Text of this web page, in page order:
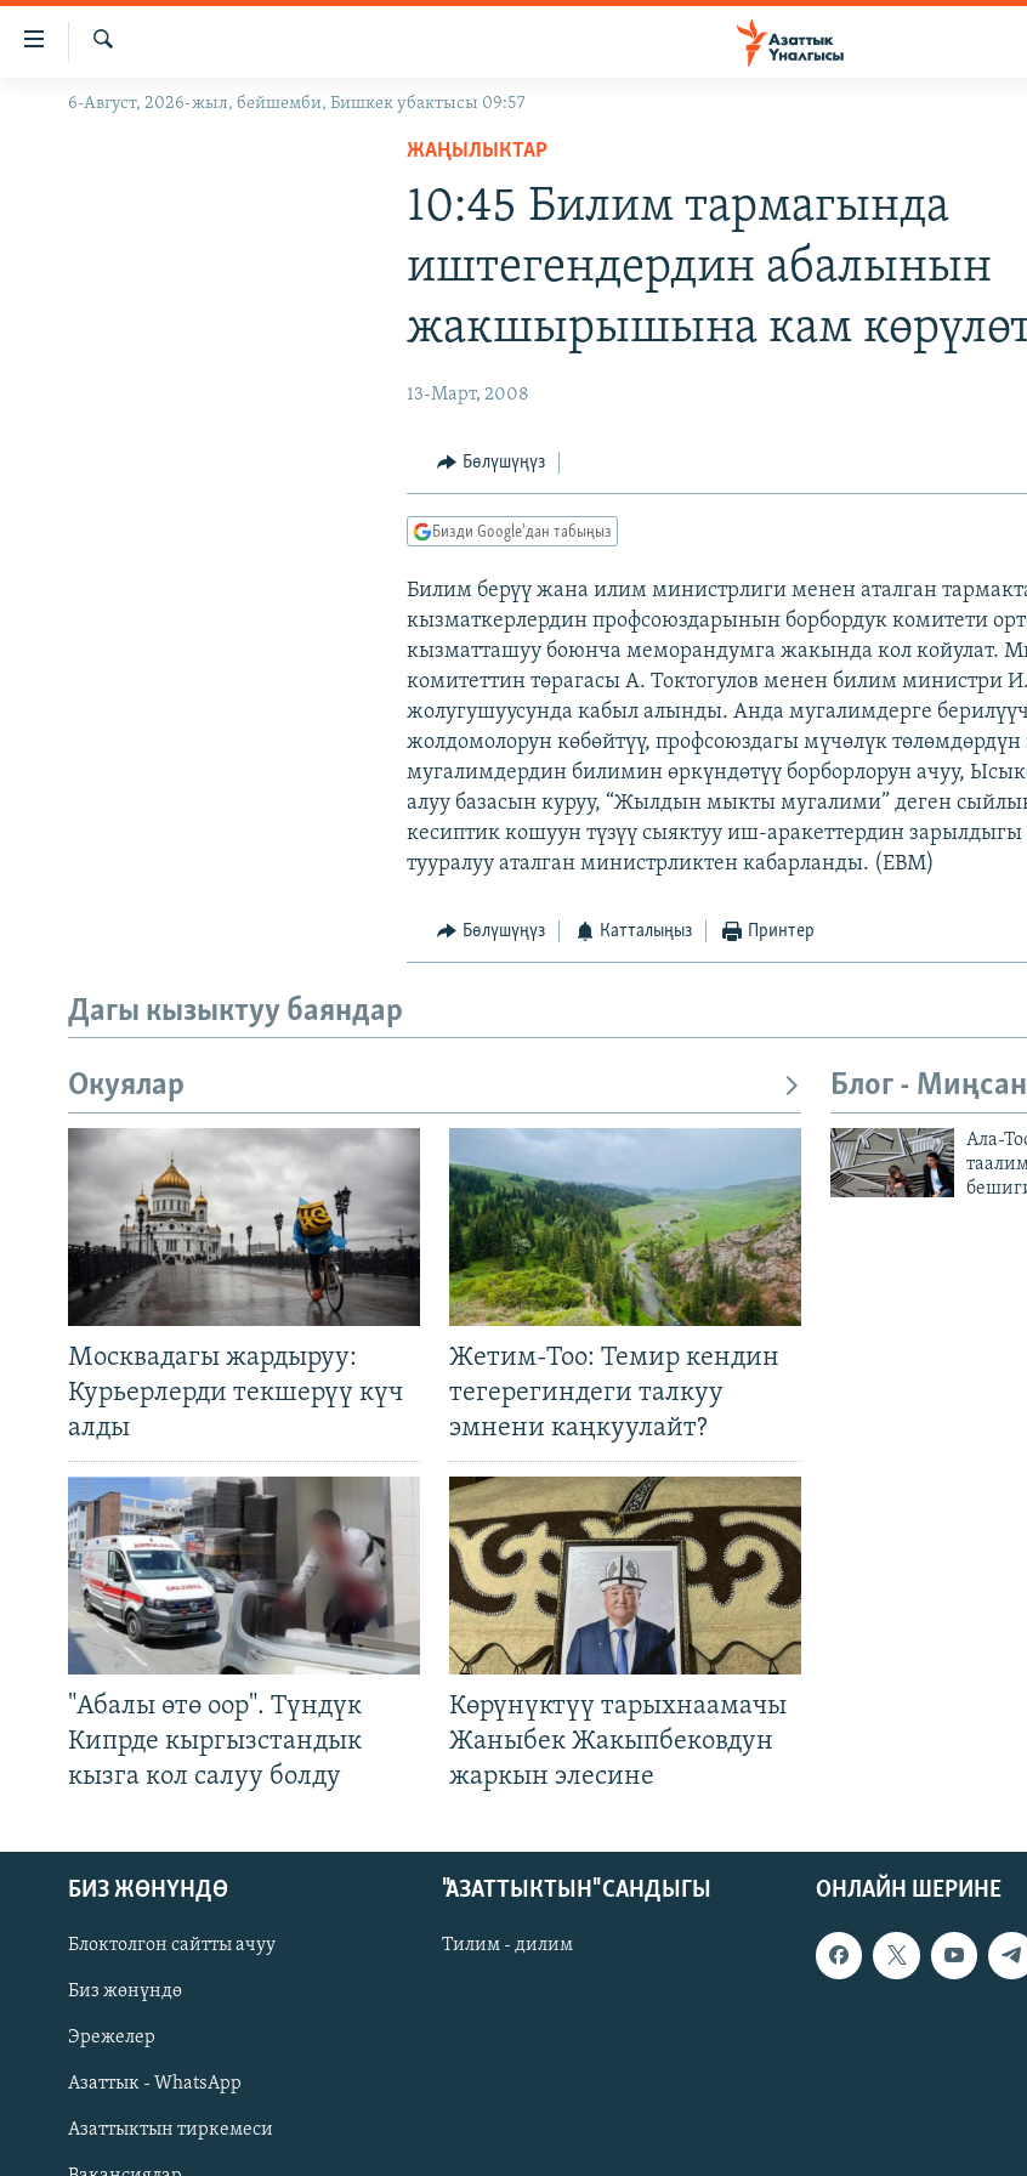
Линктер
Мазмунга
Навигацияга
ЖАҢЫЛЫКТАР
Русский
ОНЛАЙН ШЕРИНЕ
Издөө
6-Август, 2026-жыл, бейшемби, Бишкек убактысы 09:57
ЖАҢЫЛЫКТАР
10:45 Билим тармагында
иштегендердин абалынын
жакшырышына кам
13-Март, 2008
Бөлүшүңүз
Бизди Google'дан табыңыз
Билим берүү жана илим министрлиги менен аталган
кызматкерлердин профсоюздарынын борбордук комитети
кызматташуу боюнча меморандумга жакында кол койулат.
комитеттин төрагасы А. Токтогулов менен билим министри
жолугушуусунда кабыл алынды. Анда мугалимдерге
жолдомолорун көбөйтүү, профсоюздагы мүчөлүк төлөмдөрдүн
мугалимдердин билимин өркүндөтүү борборлорун ачуу,
алуу базасын куруу, “Жылдын мыкты мугалими” деген
кесиптик кошуун түзүү сыяктуу иш-аракеттердин зарылдыгы
тууралуу аталган министрликтен кабарланды. (EBM)
Бөлүшүңүз Катталыңыз Принтер
Дагы кызыктуу баяндар
Окуялар
Москвадагы жардыруу:
Курьерлерди текшерүү күч
алды
Жетим-Тоо: Темир кендин
тегерегиндеги талкуу
эмнени каңкуулайт?
"Абалы өтө оор". Түндүк
Кипрде кыргызстандык
кызга кол салуу болду
Көрүнүктүү тарыхнаамачы
Жаныбек Жакыпбековдун
жаркын элесине
Блог -
Ала-
ОНЛАЙН ШЕРИНЕ
БИЗ ЖӨНҮНДӨ
Блоктолгон сайтты ачуу
Биз жөнүндө
Эрежелер
Азаттык - WhatsApp
Азаттыктын тиркемеси
"АЗАТТЫКТЫН" САНДЫГЫ
Тилим - дилим